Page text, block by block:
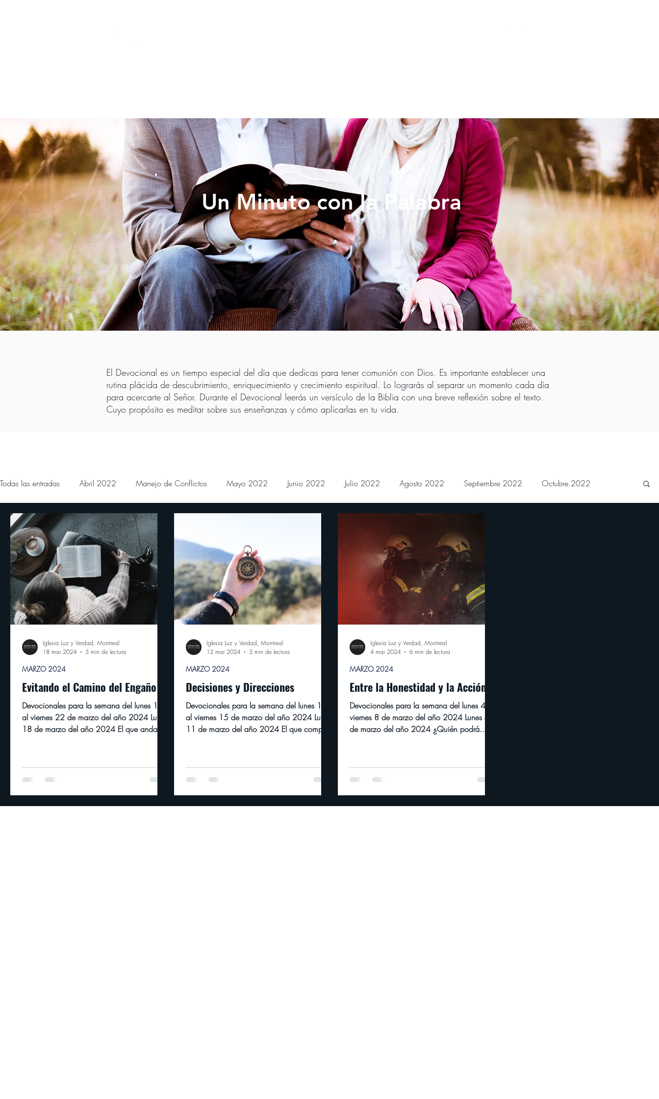
Un Minuto con la Palabra
El Devocional es un tiempo especial del día que dedicas para tener comunión con Dios. Es importante establecer una
rutina plácida de descubrimiento, enriquecimiento y crecimiento espiritual. Lo lograrás al separar un momento cada día
para acercarte al Señor. Durante el Devocional leerás un versículo de la Biblia con una breve reflexión sobre el texto.
Cuyo propósito es meditar sobre sus enseñanzas y cómo aplicarlas en tu vida.
Todas las entradas Abril 2022 Manejo de Conflictos Mayo 2022 Junio 2022 Julio 2022 Agosto 2022 Septiembre 2022 Octubre 2022
Noviembre 2022 Diciembre 2022
Agosto 2023 Septiembre 2023 Octubre 2023 Noviembre 2023 Diciembre 2023 Enero 2024 Febrero 2024
Mayo 2024 Devocionales Junio 2024 Devocionales Julio 2024 Devocionales Agosto 2024
Evitando el Camino del Engaño
Devocionales para la semana del lunes 18
al viernes 22 de marzo del año 2024 Lunes
18 de marzo del año 2024 El que anda en
MARZO 2024
Iglesia Luz y Verdad, Montreal
18 mar 2024
5 min de lectura
Decisiones y Direcciones
Devocionales para la semana del lunes 11
al viernes 15 de marzo del año 2024 Lunes
11 de marzo del año 2024 El que compra
MARZO 2024
Iglesia Luz y Verdad, Montreal
12 mar 2024
5 min de lectura
Entre la Honestidad y la Acción
Devocionales para la semana del lunes 4 al
viernes 8 de marzo del año 2024 Lunes 4
de marzo del año 2024 ¿Quién podrá
MARZO 2024
Iglesia Luz y Verdad, Montreal
4 mar 2024
6 min de lectura